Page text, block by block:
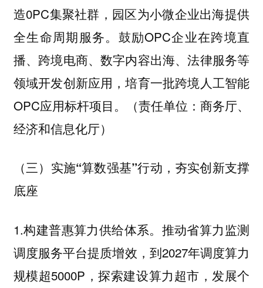
造0PC集聚社群，园区为小微企业出海提供
全生命周期服务。鼓励OPC企业在跨境直
播、跨境电商、数字内容出海、法律服务等
领域开发创新应用，培育一批跨境人工智能
OPC应用标杆项目。（责任单位：商务厅、
经济和信息化厅）
（三）实施“算数强基”行动，夯实创新支撑
底座
1.构建普惠算力供给体系。推动省算力监测
调度服务平台提质增效，到2027年调度算力
规模超5000P，探索建设算力超市，发展个